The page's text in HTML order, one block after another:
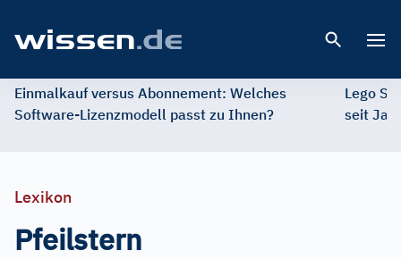
Einmalkauf versus Abonnement: Welches
Software-Lizenzmodell passt zu Ihnen?
Lego
seit
Lexikon
Pfeilstern